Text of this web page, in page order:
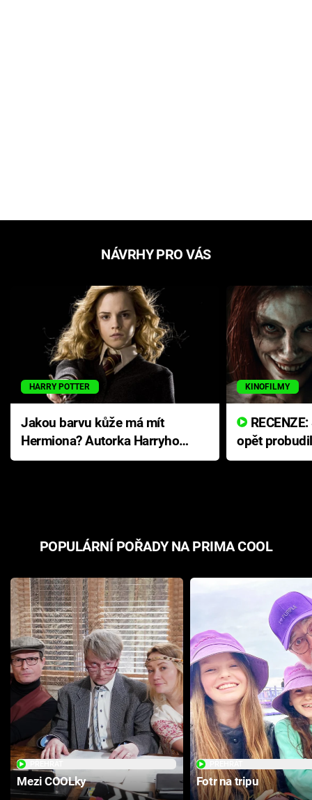
NÁVRHY PRO VÁS
HARRY POTTER
Jakou barvu kůže má mít
Hermiona? Autorka Harryho
Pottera přišla s ráznou
KINOFILMY
opět
přichází s
POPULÁRNÍ POŘADY NA PRIMA COOL
Mezi COOLky Fotr na tripu